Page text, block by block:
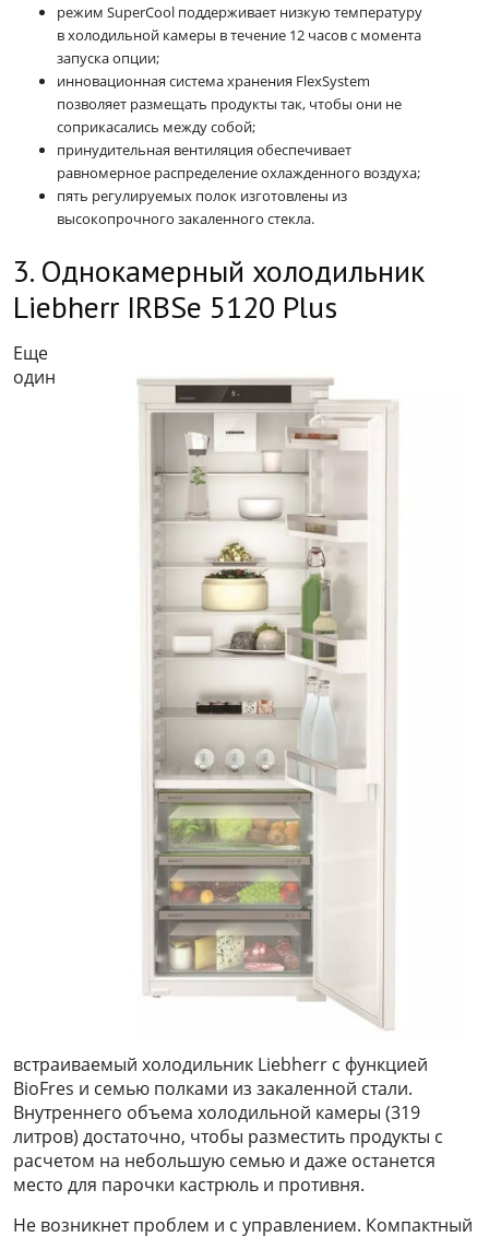
режим SuperCool поддерживает низкую температуру
в холодильной камеры в течение 12 часов с момента
запуска опции;
инновационная система хранения FlexSystem
позволяет размещать продукты так, чтобы они не
соприкасались между собой;
принудительная вентиляция обеспечивает
равномерное распределение охлажденного воздуха;
пять регулируемых полок изготовлены из
высокопрочного закаленного стекла.
3. Однокамерный холодильник
Liebherr IRBSe 5120 Plus
Еще
один
встраиваемый холодильник Liebherr с функцией
BioFres и семью полками из закаленной стали.
Внутреннего объема холодильной камеры (319
литров) достаточно, чтобы разместить продукты с
расчетом на небольшую семью и даже останется
место для парочки кастрюль и противня.
Не возникнет проблем и с управлением. Компактный